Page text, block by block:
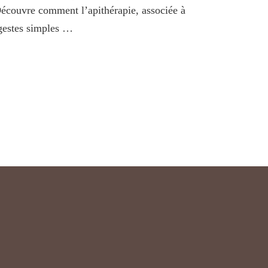
comment l’apithérapie, associée à
simples …